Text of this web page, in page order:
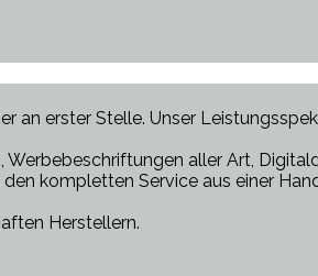
an erster Stelle. Unser
aller Art,
kompletten Service aus einer
Herstellern.